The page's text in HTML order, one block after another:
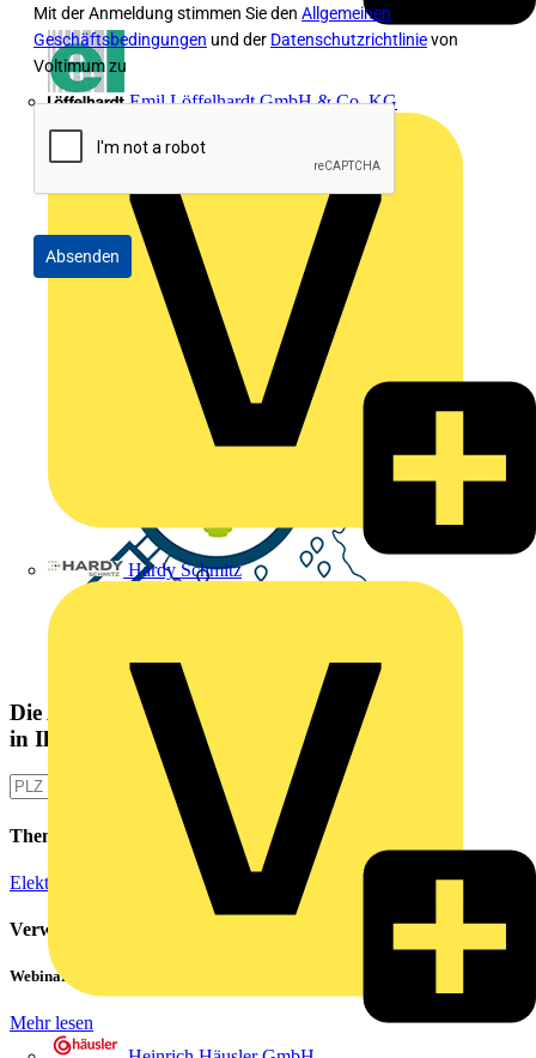
Emil Löffelhardt GmbH & Co. KG
Hardy Schmitz
Mit der Anmeldung stimmen Sie den Allgemeinen
Geschäftsbedingungen und der Datenschutzrichtlinievon
Voltimum zu
Absenden
Die Altlampen Sammelstelle
in Ihrer Nähe
Themen
Elektroinstallation
Verwandte Inhalte
Webinar: Not-Aus und Not-Halt in der Praxis
Mehr lesen